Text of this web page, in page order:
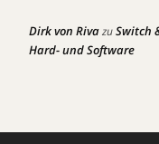
Dirk von RivazuSwitch
Hard- und Software